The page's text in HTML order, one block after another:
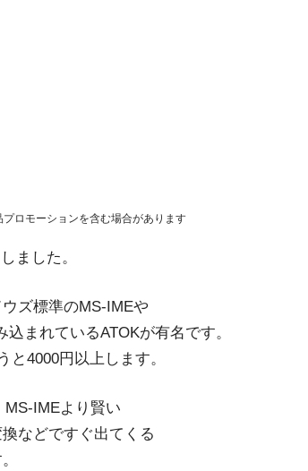
ロモーションを含む場合があります
ました。
ズ標準のMS-IMEや
まれているATOKが有名です。
4000円以上します。
IMEより賢い
などですぐ出てくる